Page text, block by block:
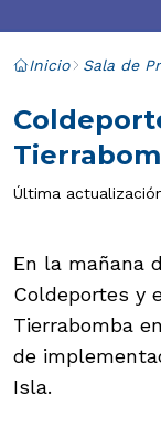
Inicio Sala de
Última
En la mañana
Coldeportes y
Tierrabomba
de
Isla.